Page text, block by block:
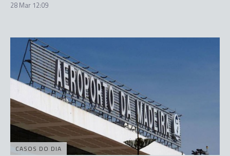
28 Mar 12:09
CASOS DO DIA